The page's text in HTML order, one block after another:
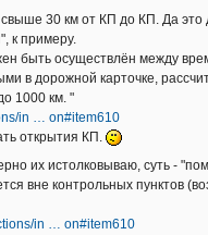
30 км от КП до КП. Да
к примеру.
быть осуществлён между
в дорожной карточке,
1000 км. "
in … on#item610
открытия КП.
их истолковываю, суть -
вне контрольных пунктов
in … on#item610